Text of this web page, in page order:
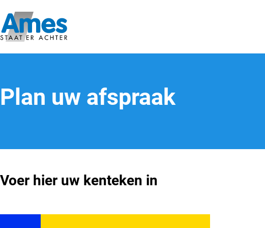
Plan uw afspraak
Voer hier uw kenteken in